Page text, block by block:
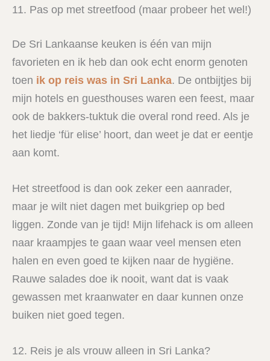
11. Pas op met streetfood (maar probeer het wel!)
De Sri Lankaanse keuken is één van mijn
favorieten en ik heb dan ook echt enorm genoten
toen ik op reis was in Sri Lanka. De ontbijtjes bij
mijn hotels en guesthouses waren een feest, maar
ook de bakkers-tuktuk die overal rond reed. Als je
het liedje ‘für elise’ hoort, dan weet je dat er eentje
aan komt.
Het streetfood is dan ook zeker een aanrader,
maar je wilt niet dagen met buikgriep op bed
liggen. Zonde van je tijd! Mijn lifehack is om alleen
naar kraampjes te gaan waar veel mensen eten
halen en even goed te kijken naar de hygiëne.
Rauwe salades doe ik nooit, want dat is vaak
gewassen met kraanwater en daar kunnen onze
buiken niet goed tegen.
12. Reis je als vrouw alleen in Sri Lanka?